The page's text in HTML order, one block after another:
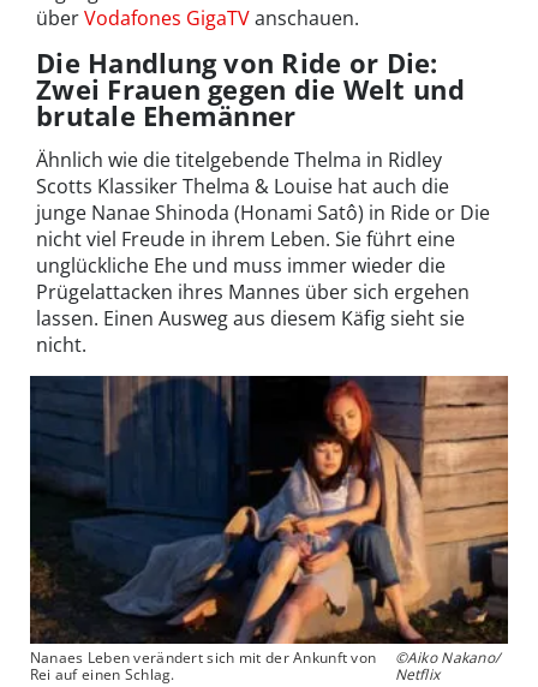
überVodafones GigaTVanschauen.
Die Handlung von Ride or Die:
Zwei Frauen gegen die Welt und
brutale Ehemänner
Ähnlich wie die titelgebende Thelma in Ridley
Scotts Klassiker Thelma & Louise hat auch die
junge Nanae Shinoda (Honami Satô) in Ride or Die
nicht viel Freude in ihrem Leben. Sie führt eine
unglückliche Ehe und muss immer wieder die
Prügelattacken ihres Mannes über sich ergehen
lassen. Einen Ausweg aus diesem Käfig sieht sie
nicht.
Nanaes Leben verändert sich mit der Ankunft von
Rei auf einen Schlag.
©Aiko Nakano/
Netflix